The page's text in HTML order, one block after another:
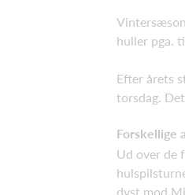
huller pga.
Efter årets
torsdag.
Forskellige
Ud over de
dyst mod